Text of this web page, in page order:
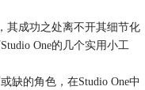
，其成功之处离不开其细节化
One的几个实用小工
缺的角色，在Studio One中